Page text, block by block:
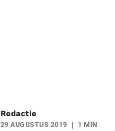
Redactie
29 AUGUSTUS 2019 1 MIN